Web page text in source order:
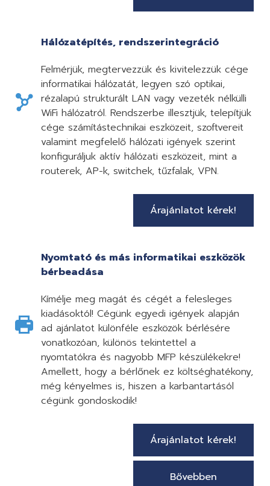
Hálózatépítés, rendszerintegráció
Felmérjük, megtervezzük és kivitelezzük cége
informatikai hálózatát, legyen szó optikai,
rézalapú strukturált LAN vagy vezeték nélkülli
WiFi hálózatról. Rendszerbe illesztjük, telepítjük
cége számítástechnikai eszközeit, szoftvereit
valamint megfelelő hálózati igények szerint
konfiguráljuk aktív hálózati eszközeit, mint a
routerek, AP-k, switchek, tűzfalak, VPN.
Árajánlatot kérek!
Nyomtató és más informatikai eszközök
bérbeadása
Kímélje meg magát és cégét a felesleges
kiadásoktól! Cégünk egyedi igények alapján
ad ajánlatot különféle eszközök bérlésére
vonatkozóan, különös tekintettel a
nyomtatókra és nagyobb MFP készülékekre!
Amellett, hogy a bérlőnek ez költséghatékony,
még kényelmes is, hiszen a karbantartásól
cégünk gondoskodik!
Árajánlatot kérek!
Bővebben